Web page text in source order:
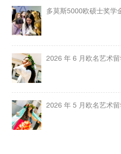
多莫斯5000欧硕士奖学
2026 年 6 月欧名艺术
2026 年 5 月欧名艺术